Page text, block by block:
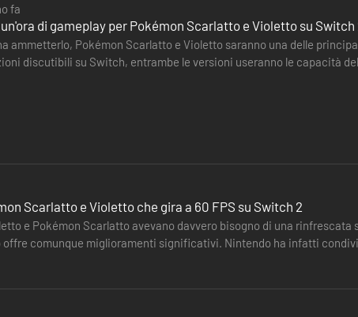
fa
un'ora di gameplay per Pokémon Scarlatto e Violetto su Switch
ammetterlo, Pokémon Scarlatto e Violetto saranno una delle
discutibili su Switch, entrambe le versioni useranno le capacità
problemi. Sapevamo già che il gioco sarebbe stato…
Scarlatto e Violetto che gira a 60 FPS su Switch 2
e Pokémon Scarlatto avevano davvero bisogno di una rinfrescata
comunque miglioramenti significativi. Nintendo ha infatti